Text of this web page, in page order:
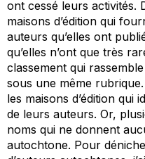
ont cessé leurs activités.
maisons d’édition qui
auteurs qu’elles ont
qu’elles n’ont que très
classement qui
sous une même
les maisons d’édition qui
de leurs auteurs. Or,
noms qui ne donnent
autochtone. Pour